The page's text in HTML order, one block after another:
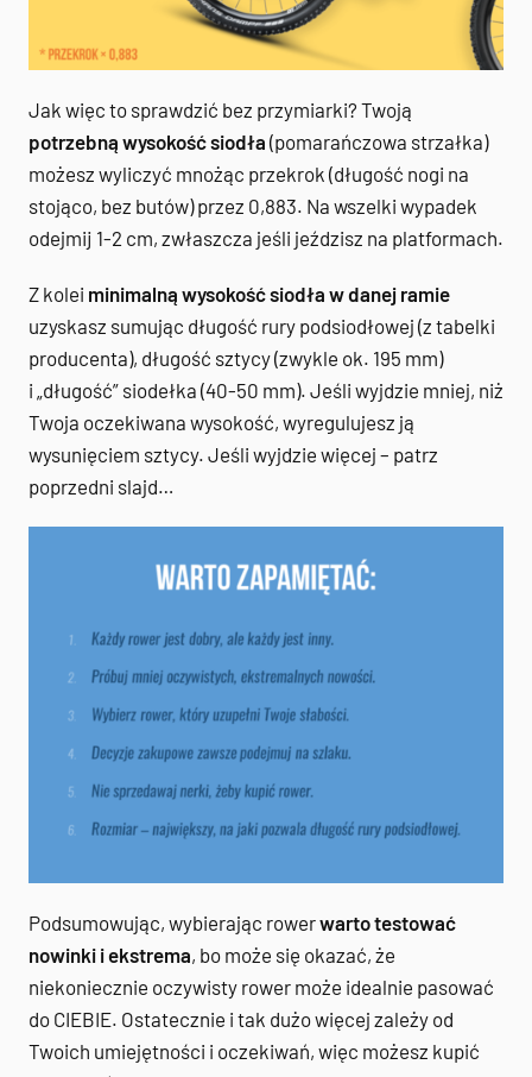
Jak więc to sprawdzić bez przymiarki? Twoją
potrzebną wysokość siodła (pomarańczowa strzałka)
możesz wyliczyć mnożąc przekrok (długość nogi na
stojąco, bez butów) przez 0,883. Na wszelki wypadek
odejmij 1-2 cm, zwłaszcza jeśli jeździsz na platformach.
Z kolei minimalną wysokość siodła w danej ramie
uzyskasz sumując długość rury podsiodłowej (z tabelki
producenta), długość sztycy (zwykle ok. 195 mm)
i „długość” siodełka (40-50 mm). Jeśli wyjdzie mniej, niż
Twoja oczekiwana wysokość, wyregulujesz ją
wysunięciem sztycy. Jeśli wyjdzie więcej – patrz
poprzedni slajd…
Podsumowując, wybierając rowerwarto testować
nowinki i ekstrema, bo może się okazać, że
niekoniecznie oczywisty rower może idealnie pasować
do CIEBIE. Ostatecznie i tak dużo więcej zależy od
Twoich umiejętności i oczekiwań, więc możesz kupić